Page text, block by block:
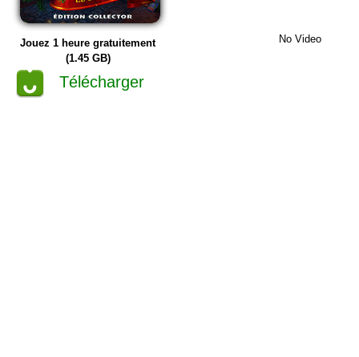
Jouez 1 heure gratuitement
(1.45 GB)
Télécharger
No Video